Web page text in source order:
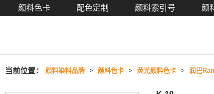
颜料色卡 配色定制 颜料索引号 颜
当前位置： 颜料染料品牌 > 颜料色卡 > 荧光颜料色卡 > 润巴